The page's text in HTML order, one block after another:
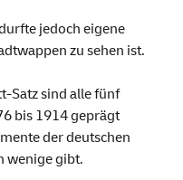
jedoch eigene
zu sehen ist.
Satz sind alle fünf
bis 1914 geprägt
der deutschen
wenige gibt.